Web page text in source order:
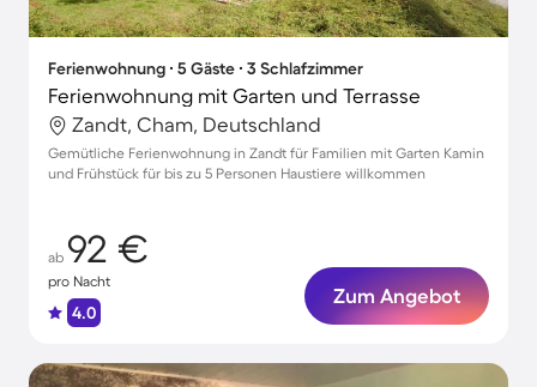
Ferienwohnung ∙ 5 Gäste ∙ 3 Schlafzimmer
Ferienwohnung mit Garten und Terrasse
Zandt, Cham, Deutschland
Gemütliche Ferienwohnung in Zandt für Familien mit Garten Kamin
und Frühstück für bis zu 5 Personen Haustiere willkommen
ab 92 €
pro Nacht
4.0
Zum Angebot